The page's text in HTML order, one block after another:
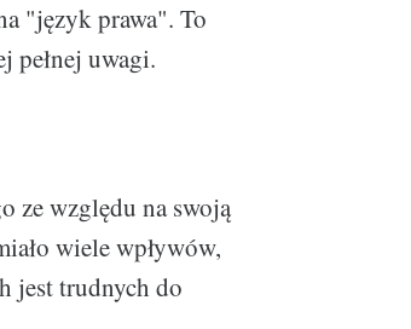
"język prawa". To
pełnej uwagi.
ze względu na swoją
wiele wpływów,
jest trudnych do